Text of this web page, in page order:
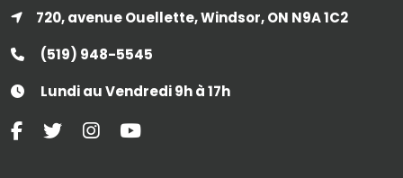
720, avenue Ouellette, Windsor, ON N9A 1C2
(519) 948-5545
Lundi au Vendredi 9h à 17h